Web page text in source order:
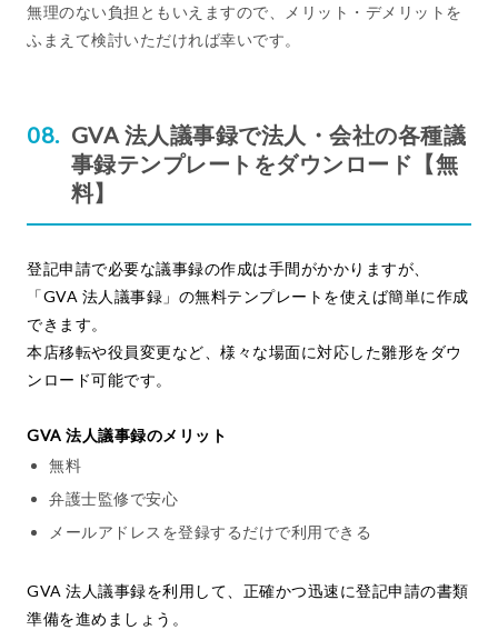
無理のない負担ともいえますので、メリット・デメリットを
ふまえて検討いただければ幸いです。
GVA 法人議事録で法人・会社の各種議
事録テンプレートをダウンロード【無
料】
登記申請で必要な議事録の作成は手間がかかりますが、
「GVA 法人議事録」の無料テンプレートを使えば簡単に作成
できます。
本店移転や役員変更など、様々な場面に対応した雛形をダウ
ンロード可能です。
GVA 法人議事録のメリット
無料
弁護士監修で安心
メールアドレスを登録するだけで利用できる
GVA 法人議事録を利用して、正確かつ迅速に登記申請の書類
準備を進めましょう。